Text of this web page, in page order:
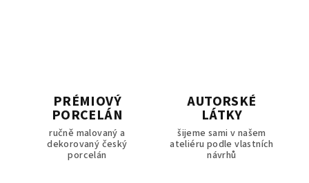
PRÉMIOVÝ
PORCELÁN
ručně malovaný a
dekorovaný český
porcelán
AUTORSKÉ
LÁTKY
šijeme sami v našem
ateliéru podle vlastních
návrhů